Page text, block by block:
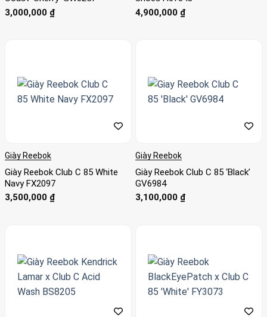
3,000,000 ₫
4,900,000 ₫
Giày Reebok
Giày Reebok Club C 85 White
Navy FX2097
3,500,000 ₫
Giày Reebok
Giày Reebok Club C 85 ‘Black’
GV6984
3,100,000 ₫